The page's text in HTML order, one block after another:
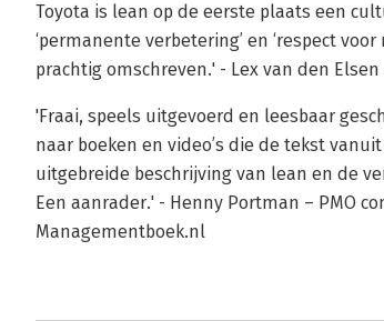
Toyota is lean op de eerste plaats een
‘permanente verbetering’ en ‘respect
prachtig omschreven.' - Lex van den
'Fraai, speels uitgevoerd en leesbaar
naar boeken en video’s die de tekst
uitgebreide beschrijving van lean en de
Een aanrader.' - Henny Portman – PMO
Managementboek.nl